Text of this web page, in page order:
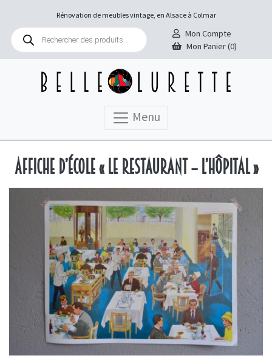
Rénovation de meubles vintage, en Alsace à Colmar
Recherche
produits
Mon Compte
Mon Panier (0)
Menu
Affiche d’école « Le restaurant – L’hôpital »